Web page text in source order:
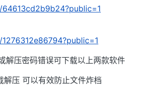
解压密码错误可下载以上两款软件
解压 可以有效防止文件炸档